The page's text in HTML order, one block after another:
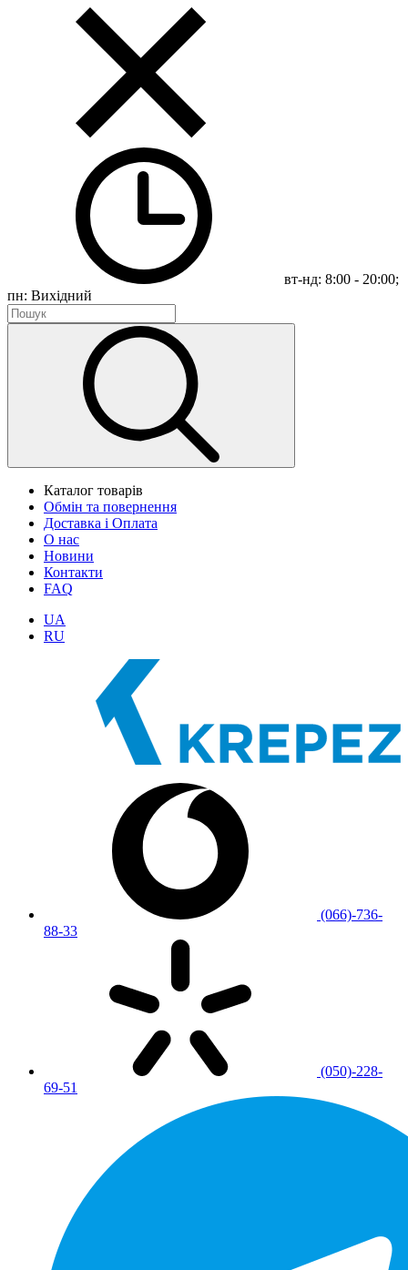
вт-нд: 8:00 - 20:00;
пн: Вихідний
Каталог товарів
Обмін та повернення
Доставка і Оплата
О нас
Новини
Контакти
FAQ
UA
RU
(066)-736-
88-33
(050)-228-
69-51